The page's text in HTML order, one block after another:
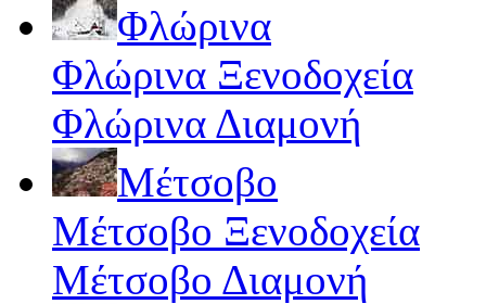
Φλώρινα
Φλώρινα Ξενοδοχεία
Φλώρινα Διαμονή
Μέτσοβο
Μέτσοβο Ξενοδοχεία
Μέτσοβο Διαμονή